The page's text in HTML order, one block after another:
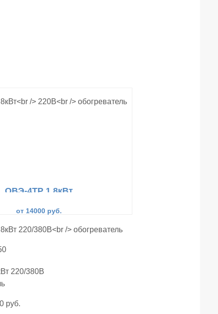
ОВЭ-4ТР 1,8кВт
обогреватель
от 14000 руб.
220/380В
руб.